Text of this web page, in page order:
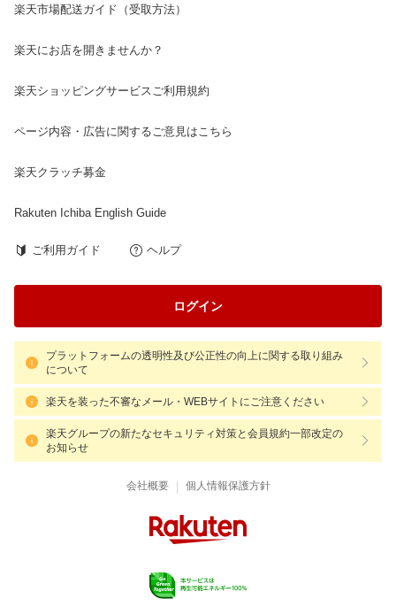
楽天市場配送ガイド（受取方法）
楽天にお店を開きませんか？
楽天ショッピングサービスご利用規約
ページ内容・広告に関するご意見はこちら
楽天クラッチ募金
Rakuten Ichiba English Guide
ご利用ガイド ヘルプ
ログイン
プラットフォームの透明性及び公正性の向上に関する取り組み
について
楽天を装った不審なメール・WEBサイトにご注意ください
楽天グループの新たなセキュリティ対策と会員規約一部改定の
お知らせ
会社概要 | 個人情報保護方針